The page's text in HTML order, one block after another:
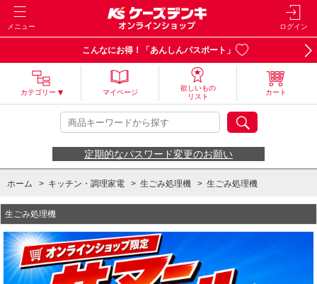
メニュー ログイン
こんなにお得！「あんしんパスポート」
カテゴリー マイページ
欲しいもの
リスト
カート
定期的なパスワード変更のお願い
ホーム > キッチン・調理家電 > 生ごみ処理機 > 生ごみ処理機
生ごみ処理機